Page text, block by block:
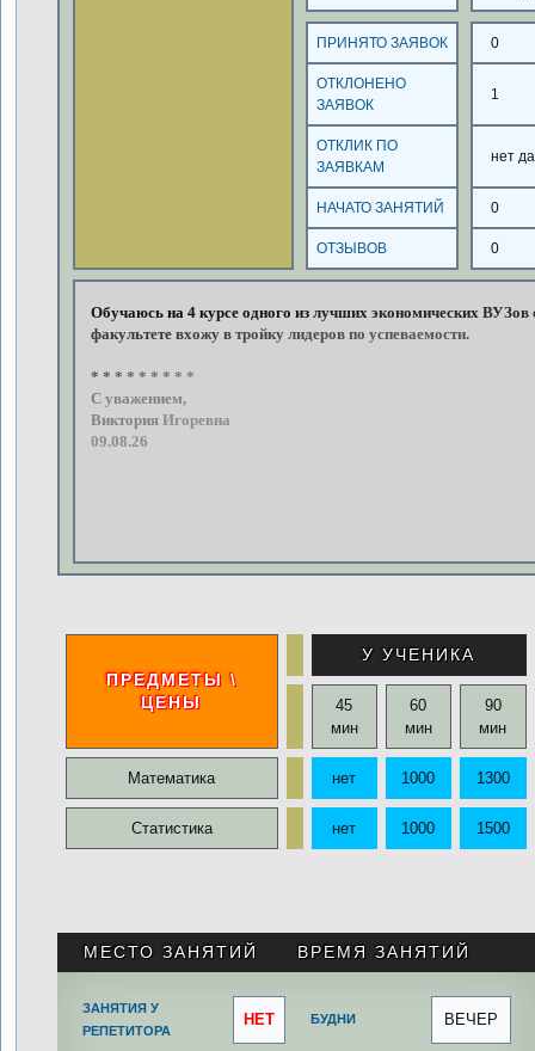
ПРИНЯТО ЗАЯВОК 0
ОТКЛОНЕНО
ЗАЯВОК
1
ОТКЛИК ПО
ЗАЯВКАМ
нет
НАЧАТО ЗАНЯТИЙ 0
ОТЗЫВОВ 0
Обучаюсьна4курсеодного излучшихэкономическихВУЗов
факультетевхожувтройкулидеровпо успеваемости.
* * * * * * * * *
Суважением,
Виктория Игоревна
09.08.26
ПРЕДМЕТЫ \
ЦЕНЫ
У УЧЕНИКА
45
мин
60
мин
90
мин
Математика нет 1000 1300
Статистика нет 1000 1500
МЕСТО ЗАНЯТИЙ ВРЕМЯ ЗАНЯТИЙ
ЗАНЯТИЯ У
РЕПЕТИТОРА
НЕТ БУДНИ ВЕЧЕР